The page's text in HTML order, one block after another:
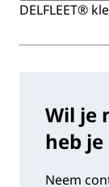
DELFLEET®
Wil je
heb
Neem